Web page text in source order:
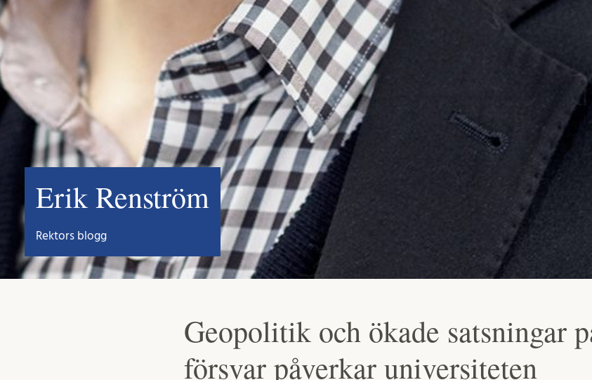
Erik Renström
Rektors blogg
Geopolitik och ökade satsningar
försvar påverkar universiteten